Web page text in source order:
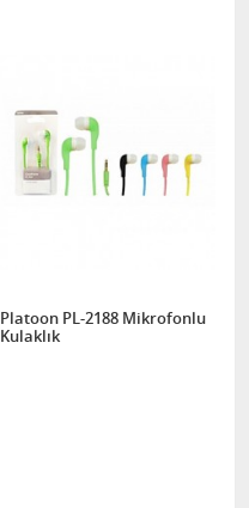
Platoon PL-2188 Mikrofonlu
Kulaklık